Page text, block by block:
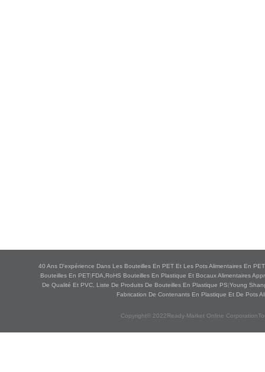
40 Ans D'expérience Dans Les Bouteilles En PET Et Les Pots Alimentaires En
Bouteilles En PET|FDA,RoHS Bouteilles En Plastique Et Bocaux Alimentaires
De Qualité Et PVC, Liste De Produits De Bouteilles En Plastique PS|Young
Fabrication De Contenants En Plastique Et De Pots
Copyright© 2022Ready-Market Online